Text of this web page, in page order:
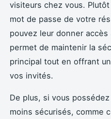
visiteurs chez vous.
mot de passe de votre
pouvez leur donner
permet de maintenir la
principal tout en offrant
vos invités.
De plus, si vous
moins sécurisés, comme